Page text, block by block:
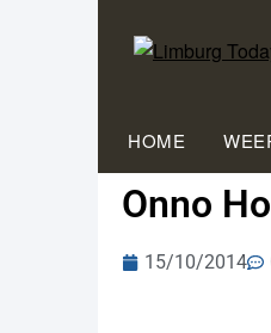
HOME
Onno
15/10/2014